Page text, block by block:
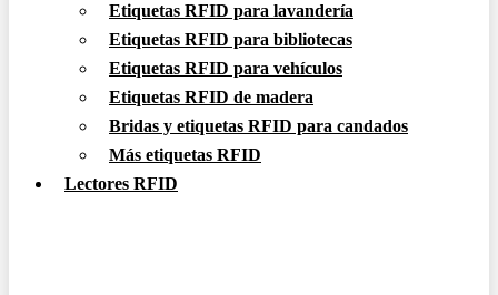
Etiquetas RFID para lavandería
Etiquetas RFID para bibliotecas
Etiquetas RFID para vehículos
Etiquetas RFID de madera
Bridas y etiquetas RFID para candados
Más etiquetas RFID
Lectores RFID